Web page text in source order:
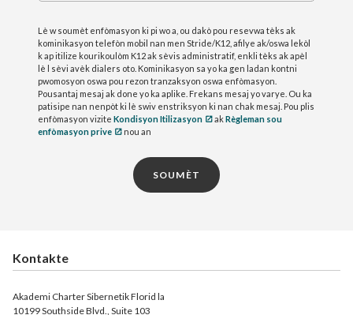
Lè w soumèt enfòmasyon ki pi wo a, ou dakò pou resevwa tèks ak
kominikasyon telefòn mobil nan men Stride/K12, afilye ak/oswa lekòl
k ap itilize kourikoulòm K12 ak sèvis administratif, enkli tèks ak apèl
lè l sèvi avèk dialers oto. Kominikasyon sa yo ka gen ladan kontni
pwomosyon oswa pou rezon tranzaksyon oswa enfòmasyon.
Pousantaj mesaj ak done yo ka aplike. Frekans mesaj yo varye. Ou ka
patisipe nan nenpòt ki lè swiv enstriksyon ki nan chak mesaj. Pou plis
enfòmasyon vizite Kondisyon Itilizasyon akRègleman sou
enfòmasyon prive
nou an
SOUMÈT
Kontakte
Akademi Charter Sibernetik Florid la
10199 Southside Blvd., Suite 103